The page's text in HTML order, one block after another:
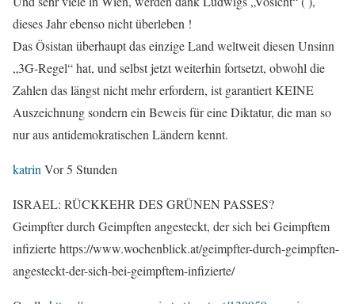
dieses Jahr ebenso nicht überleben !
Das Ösistan überhaupt das einzige Land weltweit diesen Unsinn
„3G-Regel“ hat, und selbst jetzt weiterhin fortsetzt, obwohl die
Zahlen das längst nicht mehr erfordern, ist garantiert KEINE
Auszeichnung sondern ein Beweis für eine Diktatur, die man so
nur aus antidemokratischen Ländern kennt.
katrin Vor 5 Stunden
ISRAEL: RÜCKKEHR DES GRÜNEN PASSES?
Geimpfter durch Geimpften angesteckt, der sich bei Geimpftem
infizierte https://www.wochenblick.at/geimpfter-durch-geimpften-
angesteckt-der-sich-bei-geimpftem-infizierte/